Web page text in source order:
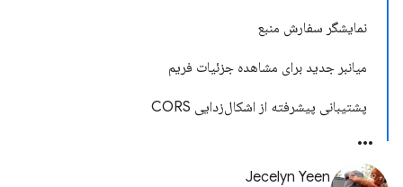
نمایشگر سفارش منبع
میانبر جدید برای مشاهده جزئیات فریم
پشتیبانی پیشرفته از اشکال‌زدایی CORS
Jecelyn Yeen